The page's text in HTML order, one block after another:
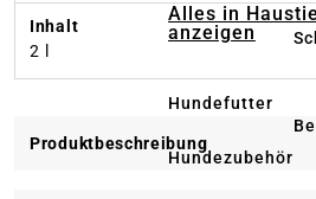
Alles in
anzeigen
Hundefutter
Hundezubehör
Inhalt
2 l
Produktbeschreibung